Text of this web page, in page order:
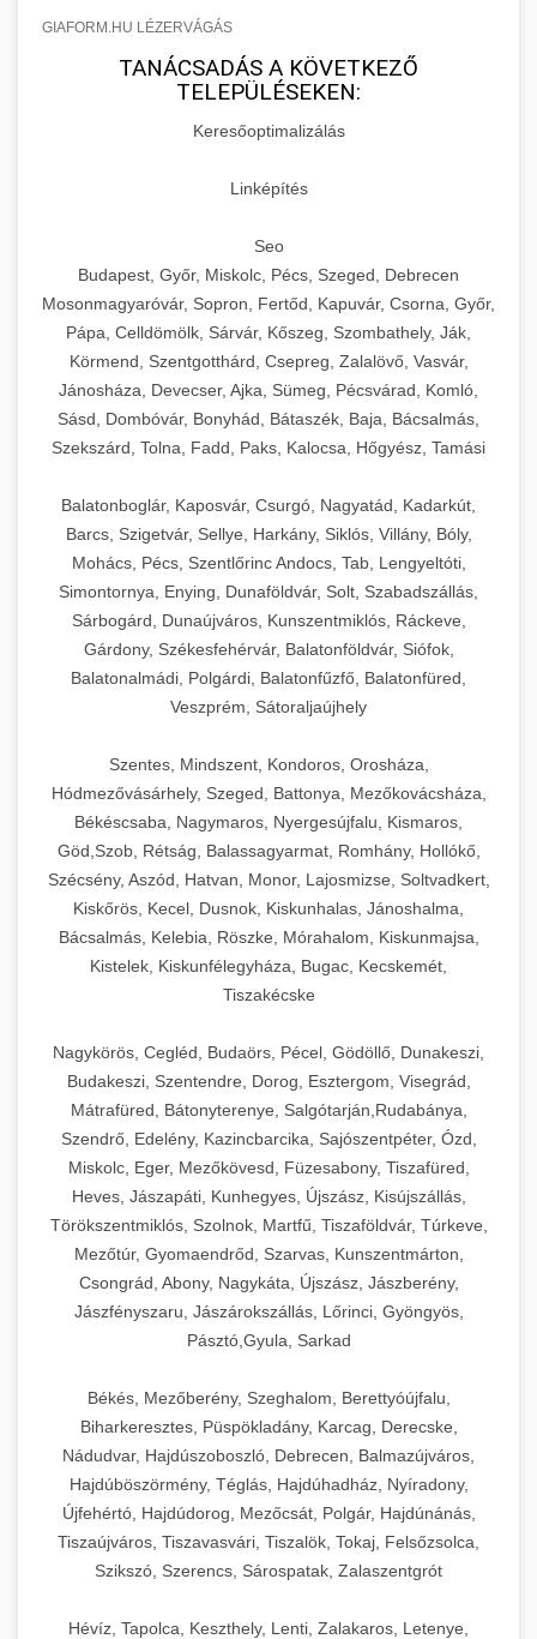
GIAFORM.HU LÉZERVÁGÁS
TANÁCSADÁS A KÖVETKEZŐ
TELEPÜLÉSEKEN:
Keresőoptimalizálás
Linképítés
Seo
Budapest, Győr, Miskolc, Pécs, Szeged, Debrecen
Mosonmagyaróvár, Sopron, Fertőd, Kapuvár, Csorna, Győr,
Pápa, Celldömölk, Sárvár, Kőszeg, Szombathely, Ják,
Körmend, Szentgotthárd, Csepreg, Zalalövő, Vasvár,
Jánosháza, Devecser, Ajka, Sümeg, Pécsvárad, Komló,
Sásd, Dombóvár, Bonyhád, Bátaszék, Baja, Bácsalmás,
Szekszárd, Tolna, Fadd, Paks, Kalocsa, Hőgyész, Tamási
Balatonboglár, Kaposvár, Csurgó, Nagyatád, Kadarkút,
Barcs, Szigetvár, Sellye, Harkány, Siklós, Villány, Bóly,
Mohács, Pécs, Szentlőrinc Andocs, Tab, Lengyeltóti,
Simontornya, Enying, Dunaföldvár, Solt, Szabadszállás,
Sárbogárd, Dunaújváros, Kunszentmiklós, Ráckeve,
Gárdony, Székesfehérvár, Balatonföldvár, Siófok,
Balatonalmádi, Polgárdi, Balatonfűzfő, Balatonfüred,
Veszprém, Sátoraljaújhely
Szentes, Mindszent, Kondoros, Orosháza,
Hódmezővásárhely, Szeged, Battonya, Mezőkovácsháza,
Békéscsaba, Nagymaros, Nyergesújfalu, Kismaros,
Göd,Szob, Rétság, Balassagyarmat, Romhány, Hollókő,
Szécsény, Aszód, Hatvan, Monor, Lajosmizse, Soltvadkert,
Kiskőrös, Kecel, Dusnok, Kiskunhalas, Jánoshalma,
Bácsalmás, Kelebia, Röszke, Mórahalom, Kiskunmajsa,
Kistelek, Kiskunfélegyháza, Bugac, Kecskemét,
Tiszakécske
Nagykörös, Cegléd, Budaörs, Pécel, Gödöllő, Dunakeszi,
Budakeszi, Szentendre, Dorog, Esztergom, Visegrád,
Mátrafüred, Bátonyterenye, Salgótarján,Rudabánya,
Szendrő, Edelény, Kazincbarcika, Sajószentpéter, Ózd,
Miskolc, Eger, Mezőkövesd, Füzesabony, Tiszafüred,
Heves, Jászapáti, Kunhegyes, Újszász, Kisújszállás,
Törökszentmiklós, Szolnok, Martfű, Tiszaföldvár, Túrkeve,
Mezőtúr, Gyomaendrőd, Szarvas, Kunszentmárton,
Csongrád, Abony, Nagykáta, Újszász, Jászberény,
Jászfényszaru, Jászárokszállás, Lőrinci, Gyöngyös,
Pásztó,Gyula, Sarkad
Békés, Mezőberény, Szeghalom, Berettyóújfalu,
Biharkeresztes, Püspökladány, Karcag, Derecske,
Nádudvar, Hajdúszoboszló, Debrecen, Balmazújváros,
Hajdúböszörmény, Téglás, Hajdúhadház, Nyíradony,
Újfehértó, Hajdúdorog, Mezőcsát, Polgár, Hajdúnánás,
Tiszaújváros, Tiszavasvári, Tiszalök, Tokaj, Felsőzsolca,
Szikszó, Szerencs, Sárospatak, Zalaszentgrót
Hévíz, Tapolca, Keszthely, Lenti, Zalakaros, Letenye,